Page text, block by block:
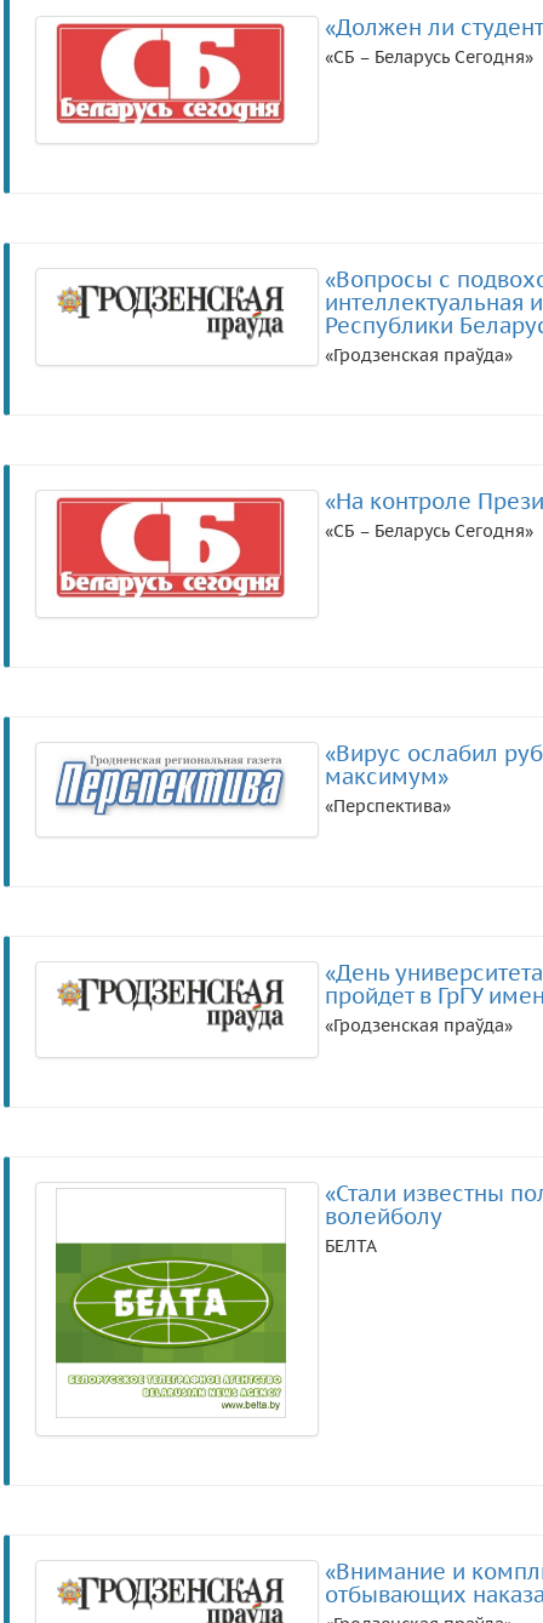
«Должен ли
«СБ – Беларусь Сегодня»
«Вопросы с
интеллектуальная
Республики
«Гродзенская праўда»
«На контроле
«СБ – Беларусь Сегодня»
«Вирус ослабил
максимум»
«Перспектива»
«День
пройдет в ГрГУ
«Гродзенская праўда»
«Стали известны
волейболу
БЕЛТА
«Внимание и
отбывающих